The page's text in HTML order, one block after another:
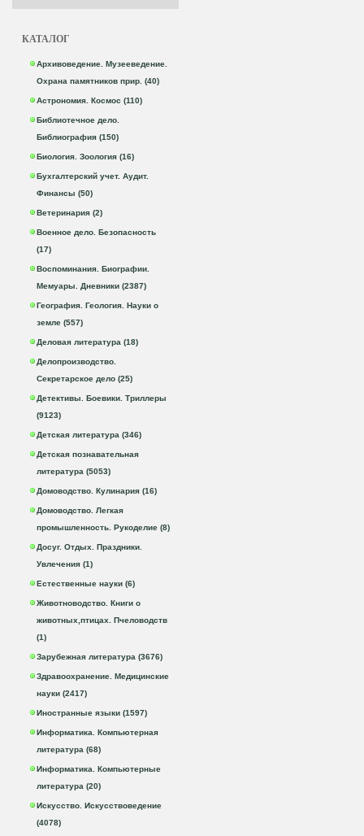
КАТАЛОГ
Архивоведение. Музееведение.
Охрана памятников прир. (40)
Астрономия. Космос (110)
Библиотечное дело.
Библиография (150)
Биология. Зоология (16)
Бухгалтерский учет. Аудит.
Финансы (50)
Ветеринария (2)
Военное дело. Безопасность
(17)
Воспоминания. Биографии.
Мемуары. Дневники (2387)
География. Геология. Науки о
земле (557)
Деловая литература (18)
Делопроизводство.
Секретарское дело (25)
Детективы. Боевики. Триллеры
(9123)
Детская литература (346)
Детская познавательная
литература (5053)
Домоводство. Кулинария (16)
Домоводство. Легкая
промышленность. Рукоделие (8)
Досуг. Отдых. Праздники.
Увлечения (1)
Естественные науки (6)
Животноводство. Книги о
животных,птицах. Пчеловодств
(1)
Зарубежная литература (3676)
Здравоохранение. Медицинские
науки (2417)
Иностранные языки (1597)
Информатика. Компьютерная
литература (68)
Информатика. Компьютерные
литература (20)
Искусство. Искусствоведение
(4078)